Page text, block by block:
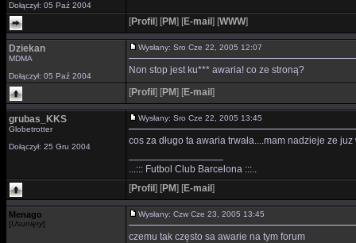
Dołączył: 05 Paź 2004
[Profil ] [PM] [E-mail ] [WWW]
Dziekan
MDMA
Dołączył: 05 Paź 2004
Wysłany: Sro Cze 22, 2005 12:07
Non stop jest ku*** awaria! co ze stroną?
[Profil ] [PM] [E-mail ]
grubas_KKS
Globetrotter
Dołączył: 25 Gru 2004
Wysłany: Sro Cze 22, 2005 13:45
cos za długo ta awaria trwała....mam nadzieje ze
...::: Futbol Club Barcelona :::..
[Profil ] [PM] [E-mail ]
Menago
[Usunięty]
Wysłany: Czw Cze 23, 2005 13:45
czemu tak często sa awarie na tym forum